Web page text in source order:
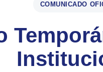
COMUNICADO